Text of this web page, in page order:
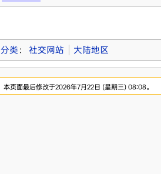
分类 ： 社交网站 大陆地区
本页面最后修改于2026年7月22日 (星期三) 08:08。